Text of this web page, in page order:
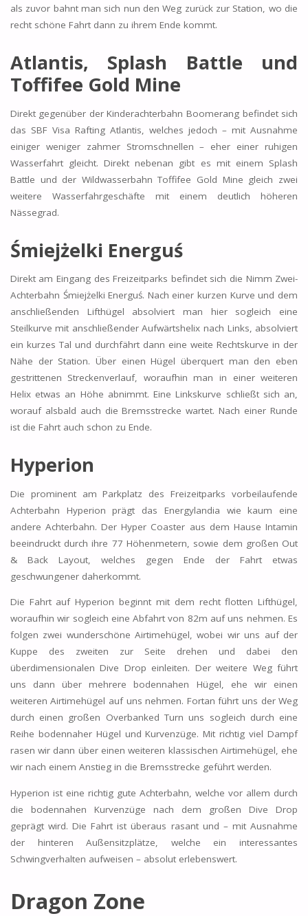
als zuvor bahnt man sich nun den Weg zurück zur Station, wo die
recht schöne Fahrt dann zu ihrem Ende kommt.
Atlantis, Splash Battle und
Toffifee Gold Mine
Direkt gegenüber der Kinderachterbahn Boomerang befindet sich
das SBF Visa Rafting Atlantis, welches jedoch – mit Ausnahme
einiger weniger zahmer Stromschnellen – eher einer ruhigen
Wasserfahrt gleicht. Direkt nebenan gibt es mit einem Splash
Battle und der Wildwasserbahn Toffifee Gold Mine gleich zwei
weitere Wasserfahrgeschäfte mit einem deutlich höheren
Nässegrad.
Śmiejżelki Energuś
Direkt am Eingang des Freizeitparks befindet sich die Nimm Zwei-
Achterbahn Śmiejżelki Energuś. Nach einer kurzen Kurve und dem
anschließenden Lifthügel absolviert man hier sogleich eine
Steilkurve mit anschließender Aufwärtshelix nach Links, absolviert
ein kurzes Tal und durchfährt dann eine weite Rechtskurve in der
Nähe der Station. Über einen Hügel überquert man den eben
gestrittenen Streckenverlauf, woraufhin man in einer weiteren
Helix etwas an Höhe abnimmt. Eine Linkskurve schließt sich an,
worauf alsbald auch die Bremsstrecke wartet. Nach einer Runde
ist die Fahrt auch schon zu Ende.
Hyperion
Die prominent am Parkplatz des Freizeitparks vorbeilaufende
Achterbahn Hyperion prägt das Energylandia wie kaum eine
andere Achterbahn. Der Hyper Coaster aus dem Hause Intamin
beeindruckt durch ihre 77 Höhenmetern, sowie dem großen Out
& Back Layout, welches gegen Ende der Fahrt etwas
geschwungener daherkommt.
Die Fahrt auf Hyperion beginnt mit dem recht flotten Lifthügel,
woraufhin wir sogleich eine Abfahrt von 82m auf uns nehmen. Es
folgen zwei wunderschöne Airtimehügel, wobei wir uns auf der
Kuppe des zweiten zur Seite drehen und dabei den
überdimensionalen Dive Drop einleiten. Der weitere Weg führt
uns dann über mehrere bodennahen Hügel, ehe wir einen
weiteren Airtimehügel auf uns nehmen. Fortan führt uns der Weg
durch einen großen Overbanked Turn uns sogleich durch eine
Reihe bodennaher Hügel und Kurvenzüge. Mit richtig viel Dampf
rasen wir dann über einen weiteren klassischen Airtimehügel, ehe
wir nach einem Anstieg in die Bremsstrecke geführt werden.
Hyperion ist eine richtig gute Achterbahn, welche vor allem durch
die bodennahen Kurvenzüge nach dem großen Dive Drop
geprägt wird. Die Fahrt ist überaus rasant und – mit Ausnahme
der hinteren Außensitzplätze, welche ein interessantes
Schwingverhalten aufweisen – absolut erlebenswert.
Dragon Zone